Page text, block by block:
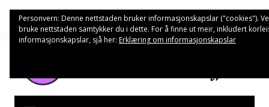
Hopp
innhold
Personvern: Denne nettstaden bruker informasjonskapslar ("cookies").
bruke nettstaden samtykker du i dette. For å finne ut meir, inkludert
informasjonskapslar, sjå her: Erklæring om informasjonskapslar